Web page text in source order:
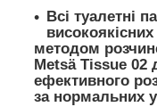
Всі туалетні
методом
Metsä Tissue 02
ефективного
за нормальних